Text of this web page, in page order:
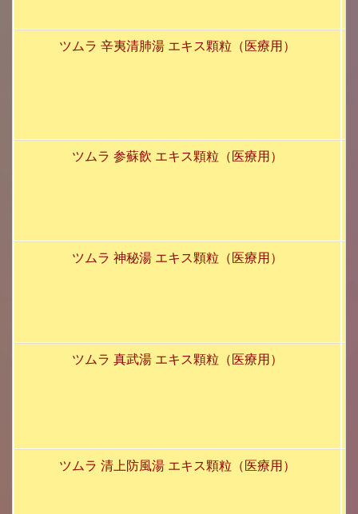
ツムラ 辛夷清肺湯 エキス顆粒（医療用）
ツムラ 参蘇飲 エキス顆粒（医療用）
ツムラ 神秘湯 エキス顆粒（医療用）
ツムラ 真武湯 エキス顆粒（医療用）
ツムラ 清上防風湯 エキス顆粒（医療用）